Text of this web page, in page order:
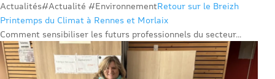
Actualités#Actualité #EnvironnementRetour sur le Breizh
Printemps du Climat à Rennes et Morlaix
Comment sensibiliser les futurs professionnels du secteur...